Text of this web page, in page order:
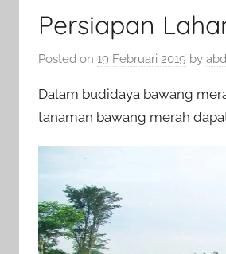
Persiapan
Posted on 19 Februari 2019 by
Dalam budidaya bawang
tanaman bawang merah